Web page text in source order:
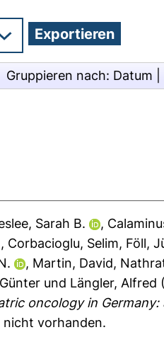
Gruppieren nach: Datum
Sarah B. ,
, Corbacioglu, Selim, Föll,
, Martin, David,
und Längler, Alfred
oncology in
nicht vorhanden.